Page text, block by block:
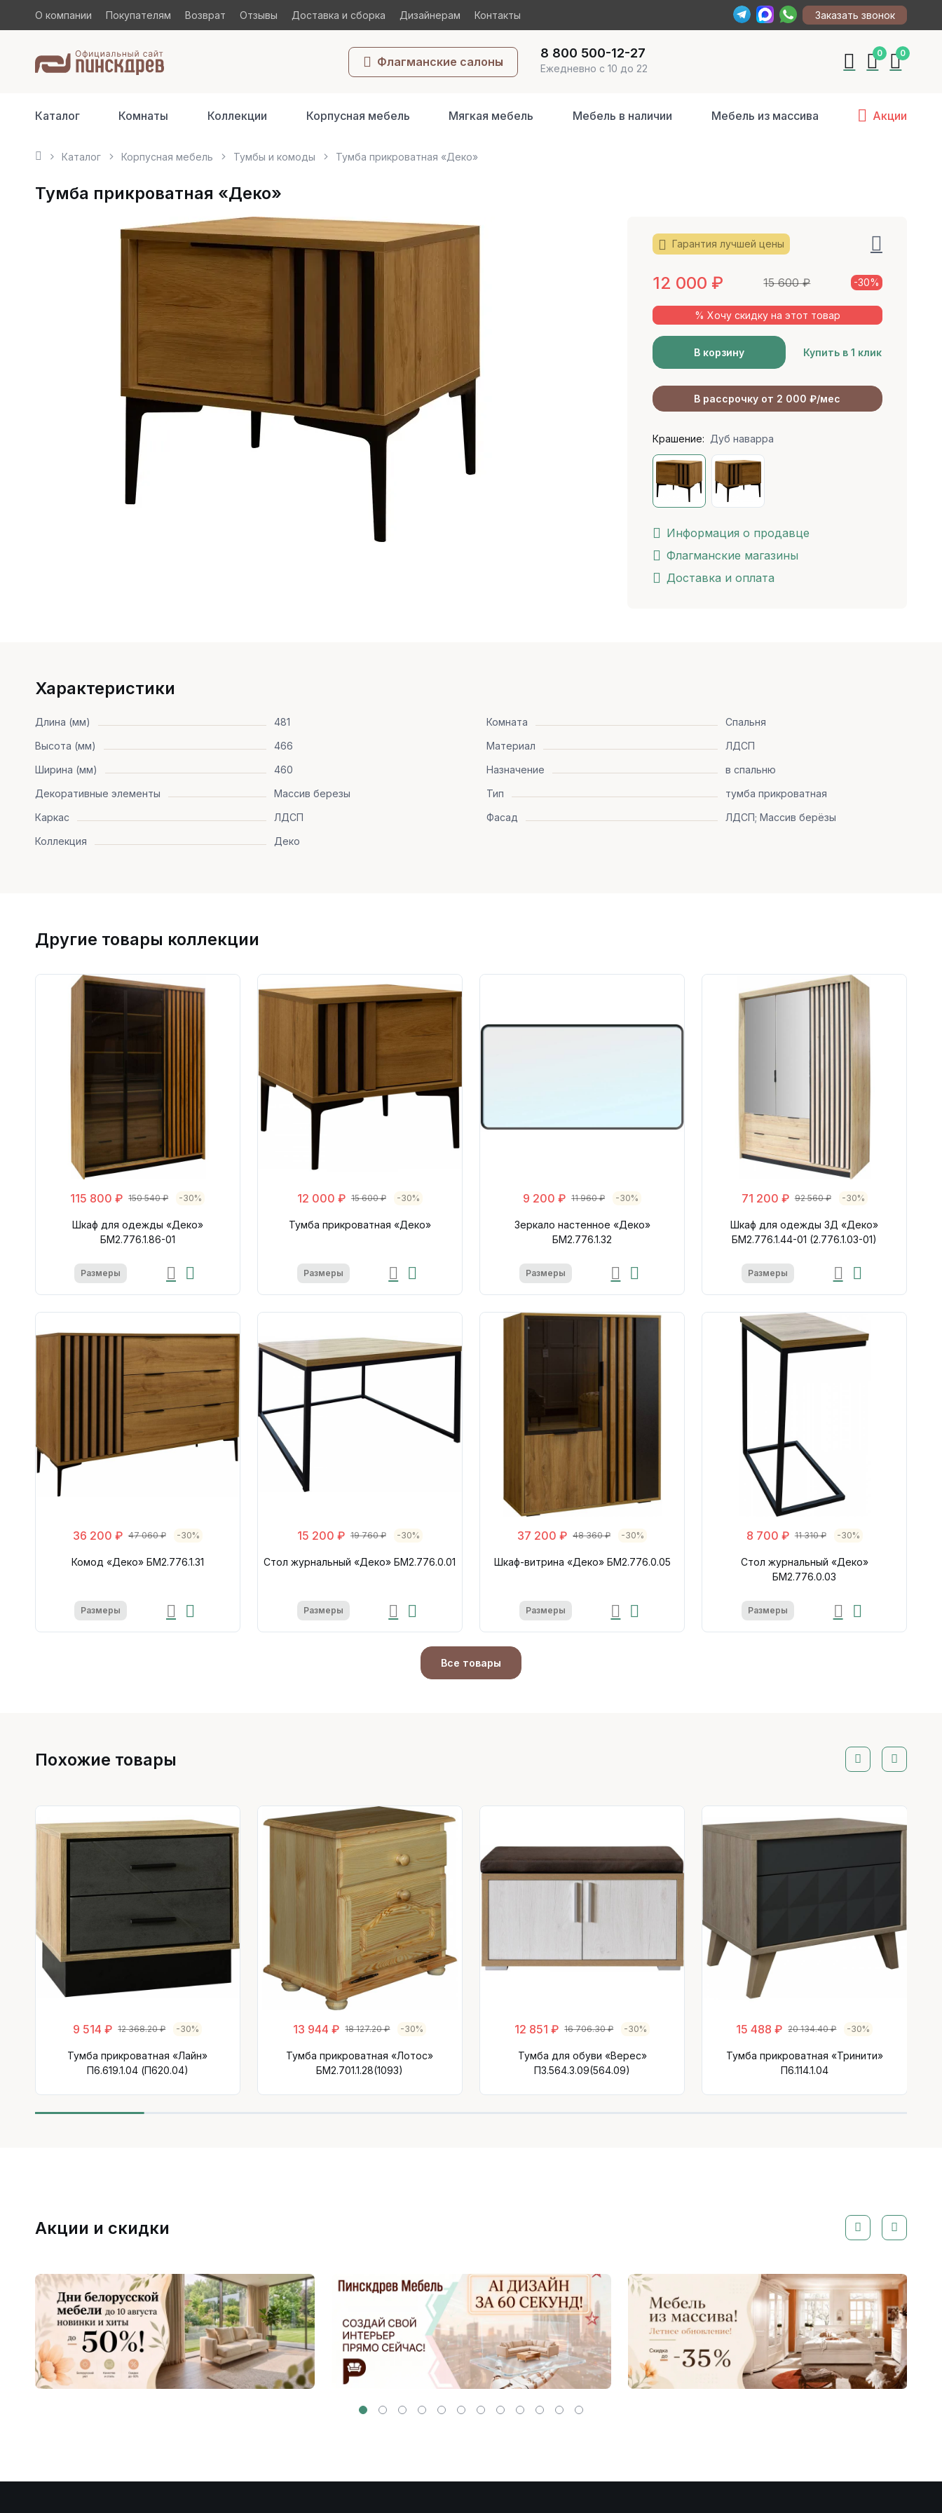
О компании Покупателям Возврат Отзывы Доставка и сборка Дизайнерам Контакты Заказать звонок
Флагманские салоны
8 800 500-12-27
Ежедневно с 10 до 22
0 0
Каталог Комнаты Коллекции Корпусная мебель Мягкая мебель Мебель в наличии Мебель из массива Акции
Каталог Корпусная мебель Тумбы и комоды Тумба прикроватная «Деко»
Тумба прикроватная «Деко»
Гарантия лучшей цены
12 000 ₽ 15 600₽ -30%
% Хочу скидку на этот товар
В корзину Купить в 1 клик
В рассрочку от 2 000 ₽/мес
Крашение: Дуб наварра
Информация о продавце
Флагманские магазины
Доставка и оплата
Характеристики
Длина (мм)
481
Высота (мм)
466
Ширина (мм)
460
Декоративные элементы
Массив березы
Каркас
ЛДСП
Коллекция
Деко
Комната
Спальня
Материал
ЛДСП
Назначение
в спальню
Тип
тумба прикроватная
Фасад
ЛДСП; Массив берёзы
Другие товары коллекции
115 800 ₽ 150 540 ₽ -30%
Шкаф для одежды «Деко»
БМ2.776.1.86-01
Размеры
12 000 ₽ 15 600 ₽ -30%
Тумба прикроватная «Деко»
Размеры
9 200 ₽ 11 960 ₽ -30%
Зеркало настенное «Деко»
БМ2.776.1.32
Размеры
71 200 ₽ 92 560 ₽ -30%
Шкаф для одежды 3Д «Деко»
БМ2.776.1.44-01 (2.776.1.03-01)
Размеры
36 200 ₽ 47 060 ₽ -30%
Комод «Деко» БМ2.776.1.31
Размеры
15 200 ₽ 19 760 ₽ -30%
Стол журнальный «Деко» БМ2.776.0.01
Размеры
37 200 ₽ 48 360 ₽ -30%
Шкаф-витрина «Деко» БМ2.776.0.05
Размеры
8 700 ₽ 11 310 ₽ -30%
Стол журнальный «Деко»
БМ2.776.0.03
Размеры
Все товары
Похожие товары
9 514 ₽ 12 368.20 ₽ -30%
Тумба прикроватная «Лайн»
П6.619.1.04 (П620.04)
13 944 ₽ 18 127.20 ₽ -30%
Тумба прикроватная «Лотос»
БМ2.701.1.28(1093)
12 851 ₽ 16 706.30 ₽ -30%
Тумба для обуви «Верес»
П3.564.3.09(564.09)
15 488 ₽ 20 134.40 ₽ -30%
Тумба прикроватная «Тринити»
П6.114.1.04
Акции и скидки